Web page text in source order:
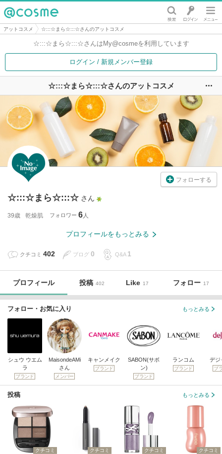
@cosme
アットコスメ ☆:::☆まら☆:::☆さんのアットコスメ
☆:::☆まら☆:::☆さんは My@cosmeを利用しています
ログイン / 新規メンバー登録
☆:::☆まら☆:::☆さんのアットコスメ
フォローする
☆:::☆まら☆:::☆ さん
39歳 乾燥肌 フォロワー 6
プロフィールをもっとみる
クチコミ 402 ブログ 0 Q&A 1
プロフィール 投稿 402 Like 17 フォロー 17
フォロー・お気に入り もっとみる
シュウ ウエム
ラ
ブランド
MaisondeAMi
さん
メンバー
キャンメイク
ブランド
SABON(サボ
ン)
ブランド
ランコム
ブランド
デジ
ブ
投稿 もっとみる
クチコミ クチコミ クチコミ クチコミ